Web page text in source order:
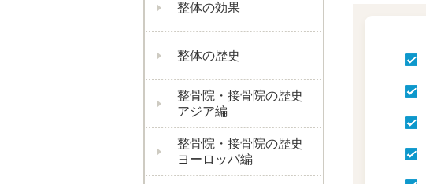
整体の効果
整体の歴史
整骨院・接骨院の歴史
アジア編
整骨院・接骨院の歴史
ヨーロッパ編